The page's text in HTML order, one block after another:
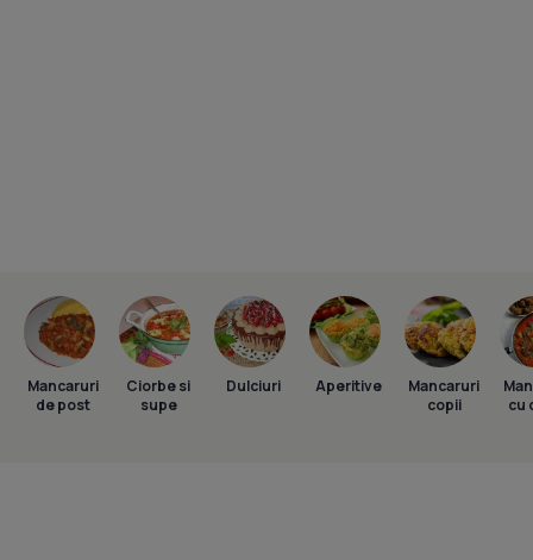
Mancaruri
de post
Ciorbe si
supe
Dulciuri Aperitive
Mancaruri
copii
cu